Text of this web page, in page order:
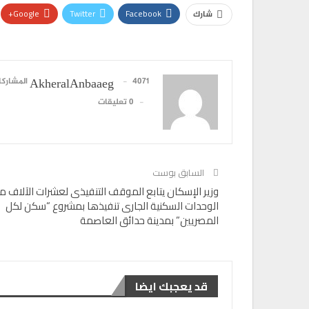
شارك Facebook
Twitter
Google+
AkheralAnbaaeg
4071 المشاركات
0 تعليقات
السابق بوست
وزير الإسكان يتابع الموقف التنفيذى لعشرات الآلاف
الوحدات السكنية الجارى تنفيذها بمشروع “سكن لكل
المصريين” بمدينة حدائق العاصمة
قد يعجبك ايضا
هدي يسى” متحدث رئيسى فى ندوة المجلس
للثقافة…
AKHERALANBAAEG أسبوع واحد منذ
بنك مصر يوقع بروتوكول تعاون مع مؤسسة
لتشغيل 50…